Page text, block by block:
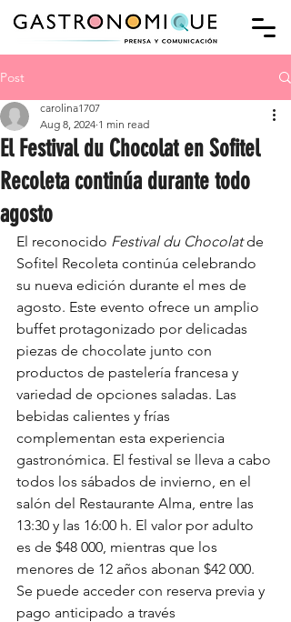
Post
El Festival du Chocolat en Sofitel
Recoleta continúa durante todo
agosto
carolina1707
Aug 8, 2024 1 min read
El reconocido Festival du Chocolat de
Sofitel Recoleta continúa celebrando
su nueva edición durante el mes de
agosto. Este evento ofrece un amplio
buffet protagonizado por delicadas
piezas de chocolate junto con
productos de pastelería francesa y
variedad de opciones saladas. Las
bebidas calientes y frías
complementan esta experiencia
gastronómica. El festival se lleva a cabo
todos los sábados de invierno, en el
salón del Restaurante Alma, entre las
13:30 y las 16:00 h. El valor por adulto
es de $48 000, mientras que los
menores de 12 años abonan $42 000.
Se puede acceder con reserva previa y
pago anticipado a través